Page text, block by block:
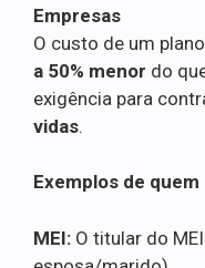
Empresas
O custo de um
a 50% menor do
exigência para
vidas.
Exemplos de
MEI: O titular do